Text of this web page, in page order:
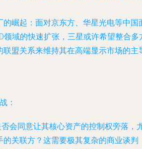
的崛起 ：面对京东方、华星光电等中国
领域的快速扩张，三星或许希望整合多
联盟关系来维持其在高端显示市场的主
：
否会同意让其核心资产的控制权旁落，
的关联方？这需要极其复杂的商业谈判